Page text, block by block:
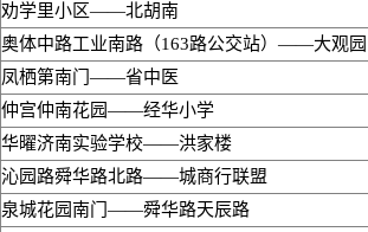
劝学里小区——北胡南
奥体中路工业南路（163路公交站）——大观园
凤栖第南门——省中医
仲宫仲南花园——经华小学
华曜济南实验学校——洪家楼
沁园路舜华路北路——城商行联盟
泉城花园南门——舜华路天辰路